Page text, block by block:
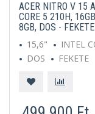
ACER NITRO V 15
CORE 5 210H,
8GB, DOS -
15,6"
INTEL
DOS
FEKETE